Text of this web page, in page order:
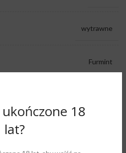
ukończone 18
lat?
wytrawne
Furmint
DO KOSZYKA